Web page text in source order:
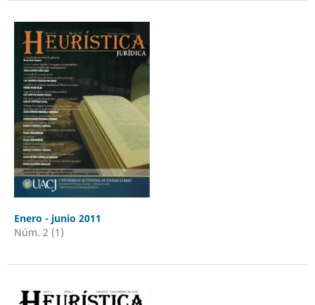
Enero - junio 2011
Núm. 2 (1)